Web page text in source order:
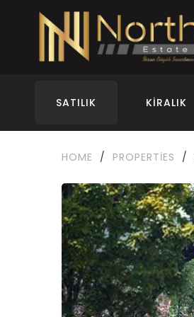
SATILIK KIRALIK
HOME / PROPERTIES /